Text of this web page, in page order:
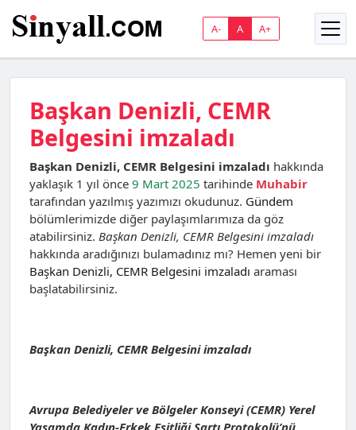
A- A A+
Başkan Denizli, CEMR
Belgesini imzaladı
Başkan Denizli, CEMR Belgesini imzaladı hakkında
yaklaşık 1 yıl önce 9 Mart 2025 tarihinde Muhabir
tarafından yazılmış yazımızı okudunuz. Gündem
bölümlerimizde diğer paylaşımlarımıza da göz
atabilirsiniz. Başkan Denizli, CEMR Belgesini imzaladı
hakkında aradığınızı bulamadınız mı? Hemen yeni bir
Başkan Denizli, CEMR Belgesini imzaladı araması
başlatabilirsiniz.
Başkan Denizli, CEMR Belgesini imzaladı
Avrupa Belediyeler ve Bölgeler Konseyi (CEMR) Yerel
Yaşamda Kadın-Erkek Eşitliği Şartı Protokolü’nü